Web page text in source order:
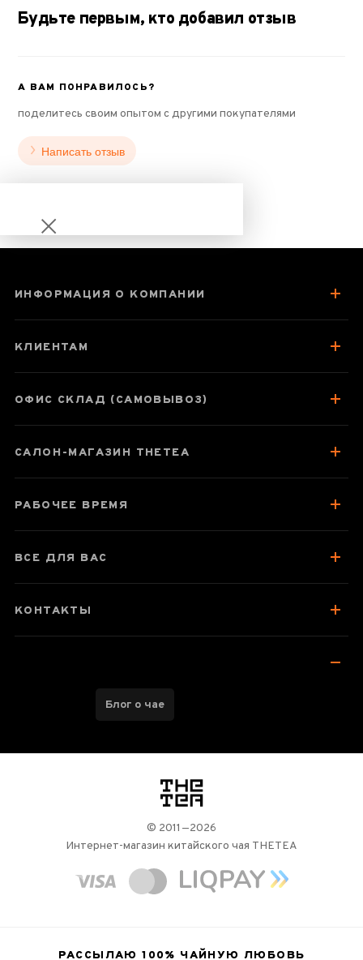
Будьте первым, кто добавил отзыв
А ВАМ ПОНРАВИЛОСЬ?
поделитесь своим опытом с другими покупателями
Написать отзыв
Фигурка
Паспорт товара
ИНФОРМАЦИЯ О КОМПАНИИ
КЛИЕНТАМ
ОФИС СКЛАД (САМОВЫВОЗ)
САЛОН-МАГАЗИН THETEA
РАБОЧЕЕ ВРЕМЯ
ВСЕ ДЛЯ ВАС
КОНТАКТЫ
Блог о чае
логотип
© 2011—2026
Интернет-магазин китайского чая THETEA
РАССЫЛАЮ 100% ЧАЙНУЮ ЛЮБОВЬ